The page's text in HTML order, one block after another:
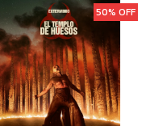
50% OFF